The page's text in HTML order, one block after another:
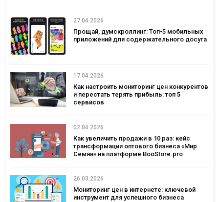
27.04.2026
Прощай, думскроллинг: Топ-5 мобильных
приложений для содержательного досуга
17.04.2026
Как настроить мониторинг цен конкурентов
и перестать терять прибыль: топ 5
сервисов
02.04.2026
Как увеличить продажи в 10 раз: кейс
трансформации оптового бизнеса «Мир
Семян» на платформе BooStore.pro
26.03.2026
Мониторинг цен в интернете: ключевой
инструмент для успешного бизнеса